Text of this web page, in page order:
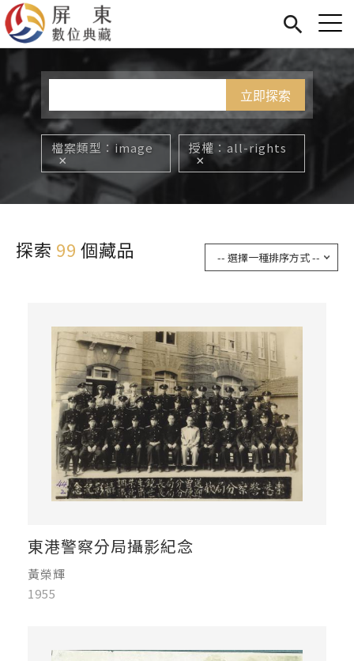
展覽
關於我們
Jump to Main content
您在這裡
檔案類型 image 授權 all-rights
探索 99 個藏品
東港警察分局攝影紀念
黃榮輝
1955